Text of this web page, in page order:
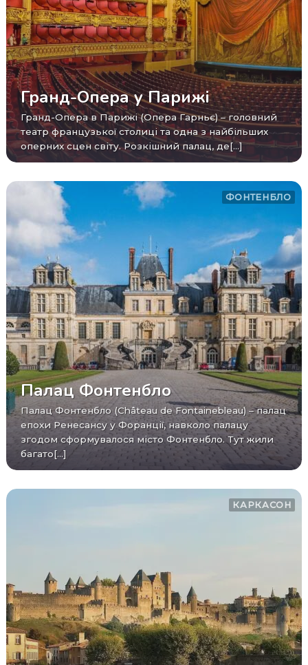
Гранд-Опера у Парижі
Гранд-Опера в Парижі (Опера Гарньє) – головний
театр французької столиці та одна з найбільших
оперних сцен світу. Розкішний палац, де[...]
ФОНТЕНБЛО
Палац Фонтенбло
Палац Фонтенбло (Château de Fontainebleau) – палац
епохи Ренесансу у Форанції, навколо палацу
згодом сформувалося місто Фонтенбло. Тут жили
багато[...]
КАРКАСОН